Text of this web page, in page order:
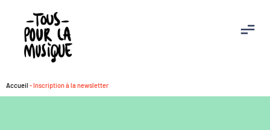
Accueil - Inscription à la newsletter